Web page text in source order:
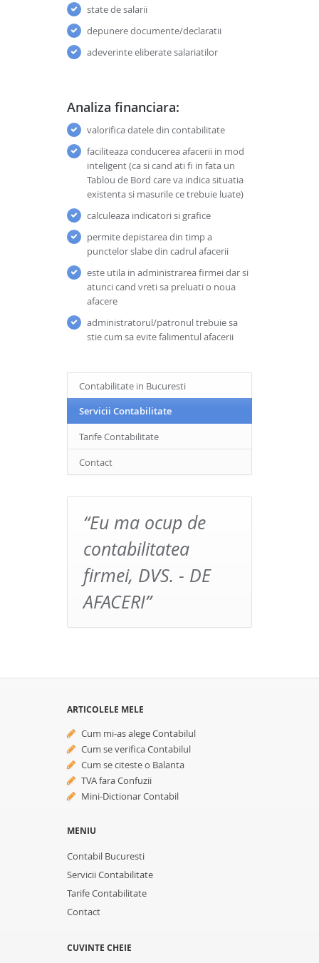
state de salarii
depunere documente/declaratii
adeverinte eliberate salariatilor
Analiza financiara:
valorifica datele din contabilitate
faciliteaza conducerea afacerii in mod
inteligent (ca si cand ati fi in fata un
Tablou de Bord care va indica situatia
existenta si masurile ce trebuie luate)
calculeaza indicatori si grafice
permite depistarea din timp a
punctelor slabe din cadrul afacerii
este utila in administrarea firmei dar si
atunci cand vreti sa preluati o noua
afacere
administratorul/patronul trebuie sa
stie cum sa evite falimentul afacerii
Contabilitate in Bucuresti
Servicii Contabilitate
Tarife Contabilitate
Contact
“Eu ma ocup de
contabilitatea
firmei, DVS. - DE
AFACERI”
ARTICOLELE MELE
Cum mi-as alege Contabilul
Cum se verifica Contabilul
Cum se citeste o Balanta
TVA fara Confuzii
Mini-Dictionar Contabil
MENIU
Contabil Bucuresti
Servicii Contabilitate
Tarife Contabilitate
Contact
CUVINTE CHEIE